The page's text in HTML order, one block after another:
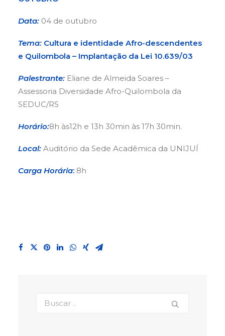
Data: 04 de outubro
Tema: Cultura e identidade Afro-descendentes
e Quilombola – Implantação da Lei 10.639/03
Palestrante: Eliane de Almeida Soares –
Assessoria Diversidade Afro-Quilombola da
SEDUC/RS
Horário:8h às12h e 13h 30min às 17h 30min.
Local: Auditório da Sede Acadêmica da UNIJUÍ
Carga Horária: 8h